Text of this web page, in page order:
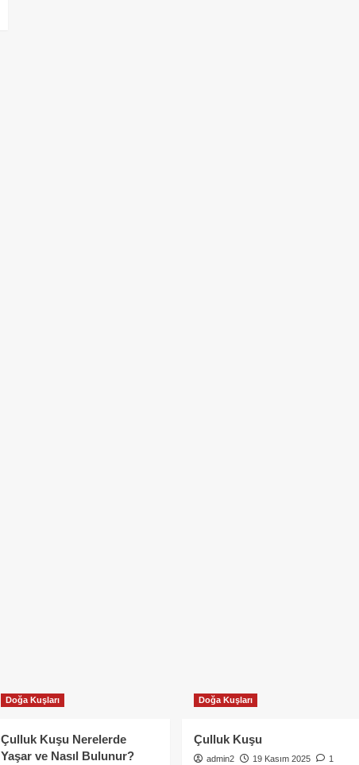
Doğa Kuşları
Çulluk Kuşu Nerelerde
Yaşar ve Nasıl Bulunur?
Doğa Kuşları
Çulluk Kuşu
admin2 19 Kasım 2025 1